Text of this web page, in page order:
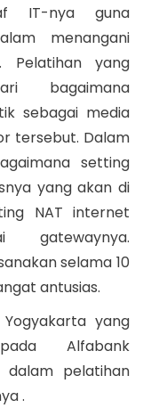
IT-nya guna
menangani
Pelatihan yang
bagaimana
sebagai media
tersebut. Dalam
setting
yang akan di
NAT internet
gatewaynya.
selama 10
antusias.
yang
Alfabank
dalam pelatihan
.